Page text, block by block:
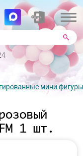
мини фигуры
1 шт.